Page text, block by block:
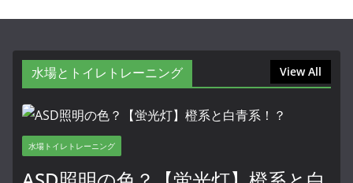
水場とトイレトレーニング View All
水場トイレトレーニング